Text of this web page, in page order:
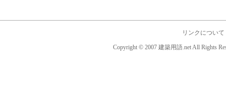
リンクについて
Copyright © 2007 建築用語.net All Rights